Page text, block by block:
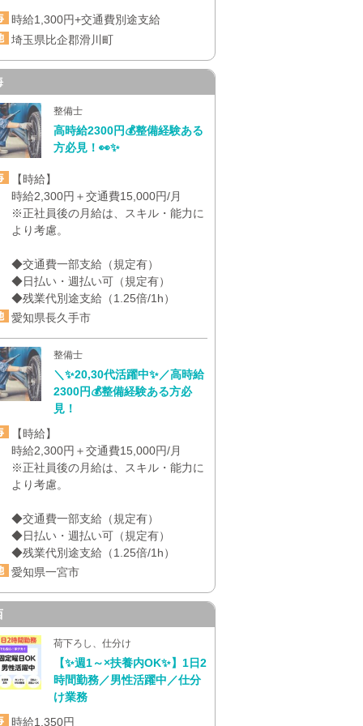
時給1,300円+交通費別途支給
埼玉県比企郡滑川町
整備士
高時給2300円💰整備経験ある
方必見！👀✨
【時給】
時給2,300円＋交通費15,000円/月
※正社員後の月給は、スキル・能力に
より考慮。
◆交通費一部支給（規定有）
◆日払い・週払い可（規定有）
◆残業代別途支給（1.25倍/1h）
愛知県長久手市
整備士
＼✨20,30代活躍中✨／高時給
2300円💰整備経験ある方必
見！
【時給】
時給2,300円＋交通費15,000円/月
※正社員後の月給は、スキル・能力に
より考慮。
◆交通費一部支給（規定有）
◆日払い・週払い可（規定有）
◆残業代別途支給（1.25倍/1h）
愛知県一宮市
荷下ろし、仕分け
【✨週1～×扶養内OK✨】1日2
時間勤務／男性活躍中／仕分
け業務
時給1,350円